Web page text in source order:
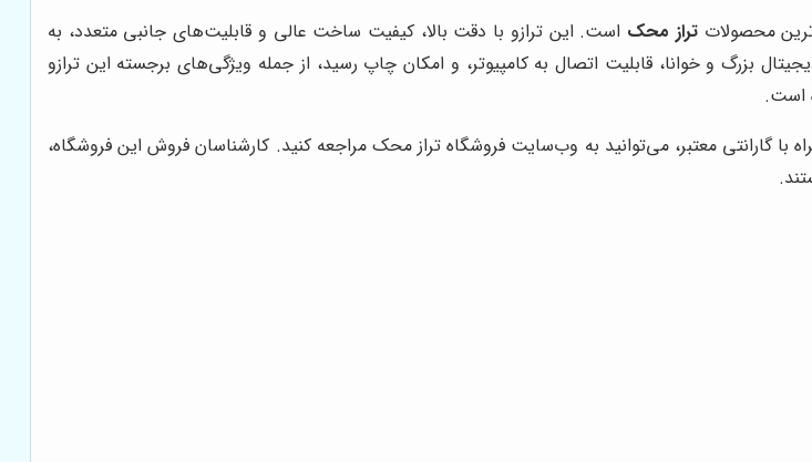
تراز محک است. این ترازو با دقت بالا، کیفیت ساخت عالی و قابلیت‌های جانبی متعدد، به
و خوانا، قابلیت اتصال به کامپیوتر، و امکان چاپ رسید، از جمله ویژگی‌های برجسته این ترازو
است.
با گارانتی معتبر، می‌توانید به وب‌سایت فروشگاه تراز محک مراجعه کنید. کارشناسان فروش این فروشگاه،